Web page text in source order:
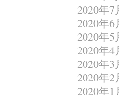
2020年7
2020年6
2020年5
2020年4
2020年3
2020年2
2020年1